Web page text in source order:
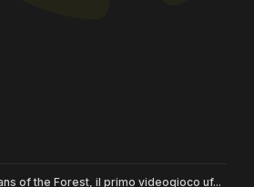
of the Forest, il primo videogioco uf...